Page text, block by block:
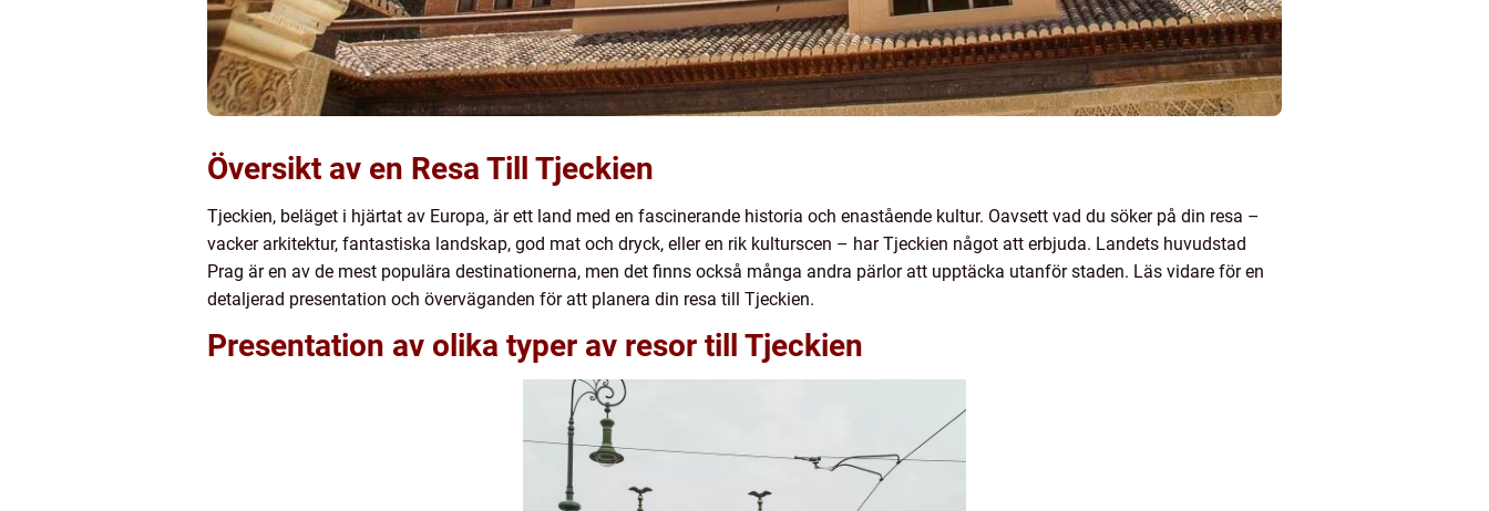
Översikt av en Resa Till Tjeckien
Tjeckien, beläget i hjärtat av Europa, är ett land med en fascinerande historia och enastående kultur. Oavsett vad du söker på din resa –
vacker arkitektur, fantastiska landskap, god mat och dryck, eller en rik kulturscen – har Tjeckien något att erbjuda. Landets huvudstad
Prag är en av de mest populära destinationerna, men det finns också många andra pärlor att upptäcka utanför staden. Läs vidare för en
detaljerad presentation och överväganden för att planera din resa till Tjeckien.
Presentation av olika typer av resor till Tjeckien